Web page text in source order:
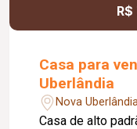
Casa para
Uberlândia
Nova
Casa de alto